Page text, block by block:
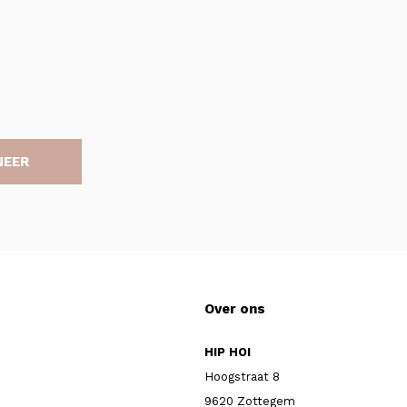
Over ons
HIP HOI
Hoogstraat 8
9620 Zottegem